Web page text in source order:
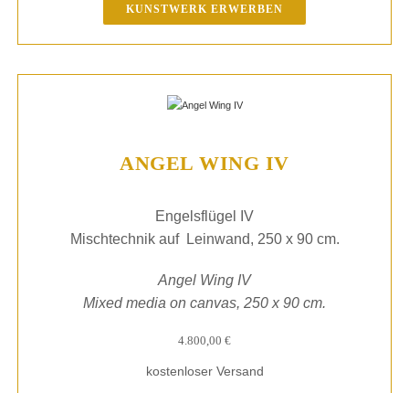
KUNSTWERK ERWERBEN
ANGEL WING IV
Engelsflügel IV
Mischtechnik auf Leinwand, 250 x 90 cm.
Angel Wing IV
Mixed media on canvas, 250 x 90 cm.
4.800,00 €
kostenloser Versand